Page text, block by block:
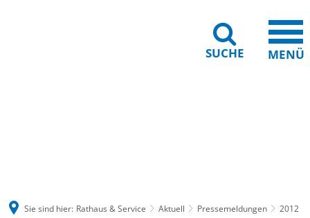
SUCHE MENÜ
Sie sind hier: Rathaus & Service Aktuell Pressemeldungen
2012